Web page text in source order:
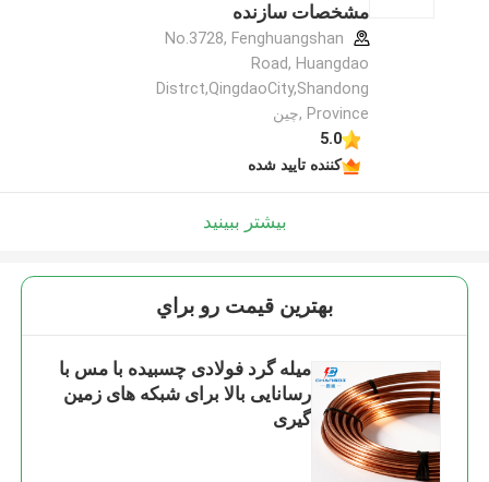
مشخصات سازنده
No.3728, Fenghuangshan
Road, Huangdao
Distrct,QingdaoCity,Shandong
Province ,چین
5.0
کننده تایید شده
بیشتر ببینید
بهترين قيمت رو براي
میله گرد فولادی چسبیده با مس با
رسانایی بالا برای شبکه های زمین
گیری